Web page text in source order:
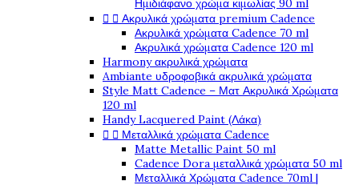
Ημιδιάφανο χρώμα κιμωλίας 90 ml
  Ακρυλικά χρώματα premium Cadence
Ακρυλικά χρώματα Cadence 70 ml
Ακρυλικά χρώματα Cadence 120 ml
Harmony ακρυλικά χρώματα
Ambiante υδροφοβικά ακρυλικά χρώματα
Style Matt Cadence – Ματ Ακρυλικά Χρώματα
120 ml
Handy Lacquered Paint (Λάκα)
  Μεταλλικά χρώματα Cadence
Matte Metallic Paint 50 ml
Cadence Dora μεταλλικά χρώματα 50 ml
Μεταλλικά Χρώματα Cadence 70ml |